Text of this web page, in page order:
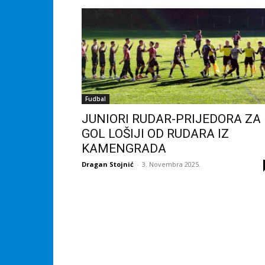
Fudbal
JUNIORI RUDAR-PRIJEDORA ZA
GOL LOŠIJI OD RUDARA IZ
KAMENGRADA
Dragan Stojnić - 3. Novembra 2025.